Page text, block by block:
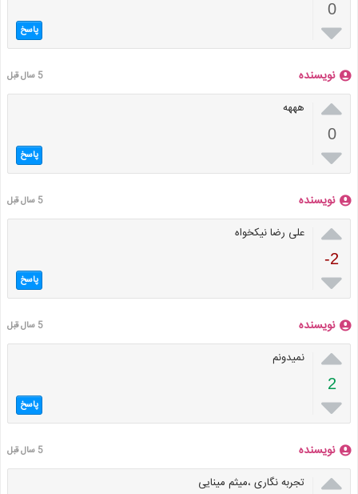
0
 پاسخ
نویسنده 5 سال قبل

0

هههه
پاسخ
نویسنده 5 سال قبل

-2

علی رضا نیکخواه
پاسخ
نویسنده 5 سال قبل

2

نمیدونم
پاسخ
نویسنده 5 سال قبل
 تجربه نگاری ،میثم مینایی